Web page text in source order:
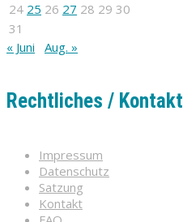
24 25 26 27 28 29 30
31
« Juni
Aug. »
Rechtliches / Kontakt
Impressum
Datenschutz
Satzung
Kontakt